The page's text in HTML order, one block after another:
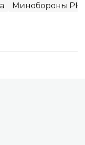
Минобороны РК